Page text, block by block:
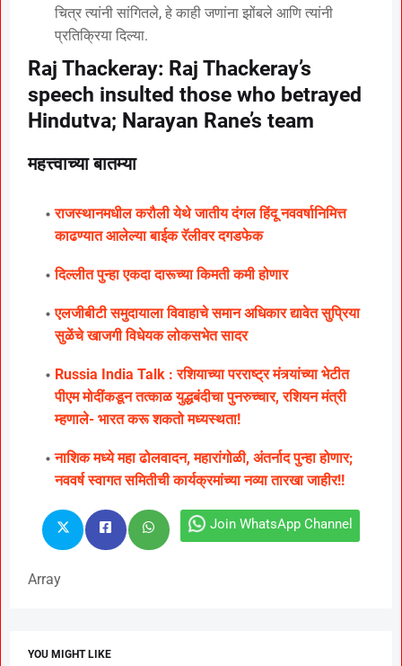
चित्र त्यांनी सांगितले, हे काही जणांना झोंबले आणि त्यांनी
प्रतिक्रिया दिल्या.
Raj Thackeray: Raj Thackeray’s
speech insulted those who betrayed
Hindutva; Narayan Rane’s team
महत्त्वाच्या बातम्या
राजस्थानमधील करौली येथे जातीय दंगल हिंदू नववर्षानिमित्त
काढण्यात आलेल्या बाईक रॅलीवर दगडफेक
दिल्लीत पुन्हा एकदा दारूच्या किमती कमी होणार
एलजीबीटी समुदायाला विवाहाचे समान अधिकार द्यावेत सुप्रिया
सुळेंचे खाजगी विधेयक लोकसभेत सादर
Russia India Talk : रशियाच्या परराष्ट्र मंत्र्यांच्या भेटीत
पीएम मोदींकडून तत्काळ युद्धबंदीचा पुनरुच्चार, रशियन मंत्री
म्हणाले- भारत करू शकतो मध्यस्थता!
नाशिक मध्ये महा ढोलवादन, महारांगोळी, अंतर्नाद पुन्हा होणार;
नववर्ष स्वागत समितीची कार्यक्रमांच्या नव्या तारखा जाहीर!!
Join WhatsApp Channel
Array
YOU MIGHT LIKE